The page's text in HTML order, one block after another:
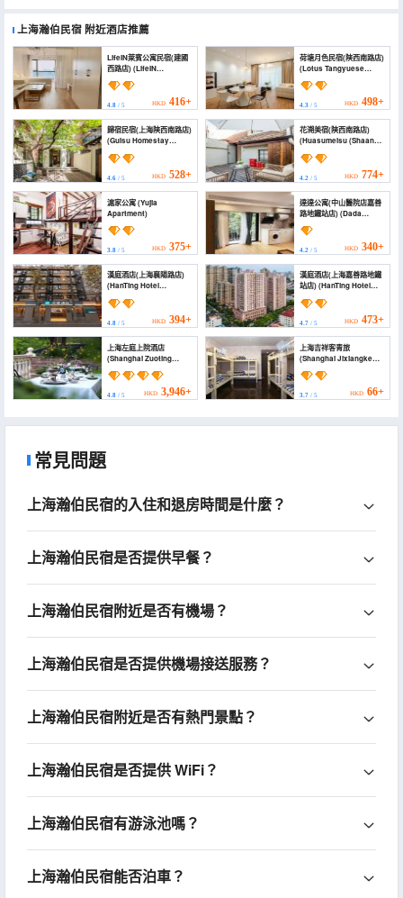
上海瀚伯民宿 附近酒店推薦
LifeIN萊賓公寓民宿(建國
西路店) (LifeIN
apartment)
4.8 / 5 HKD 416+
荷塘月色民宿(陝西南路店)
(Lotus Tangyuese
Homestay (South
Shaanxi Road Branch))
4.3/ 5 HKD 498+
歸宿民宿(上海陝西南路店)
(Guisu Homestay
(Shanghai Shaanxi
South Road))
4.6 / 5 HKD 528+
花溯美宿(陝西南路店)
(Huasumeisu (Shaanxi
South Road))
4.2/ 5 HKD 774+
滬家公寓 (Yujia
Apartment)
3.8 / 5 HKD 375+
達達公寓(中山醫院店嘉善
路地鐵站店) (Dada
Apartment (Zhongshan
Hospital Jiashan Road
Subway Station))
4.2/ 5 HKD 340+
漢庭酒店(上海襄陽路店)
(HanTing Hotel
(Shanghai Xiangyang
Road))
4.8 / 5 HKD 394+
漢庭酒店(上海嘉善路地鐵
站店) (HanTing Hotel
(Shanghai Jiashan
Road Subway Station))
4.7/ 5 HKD 473+
上海左庭上院酒店
(Shanghai Zuoting
Shangyuan Hotel)
4.8 / 5 HKD 3,946+
上海吉祥客青旅
(Shanghai Jixiangke
Youth Hotel)
3.7/ 5 HKD 66+
常見問題
上海瀚伯民宿的入住和退房時間是什麼？
上海瀚伯民宿是否提供早餐？
上海瀚伯民宿附近是否有機場？
上海瀚伯民宿是否提供機場接送服務？
上海瀚伯民宿附近是否有熱門景點？
上海瀚伯民宿是否提供 WiFi？
上海瀚伯民宿有游泳池嗎？
上海瀚伯民宿能否泊車？